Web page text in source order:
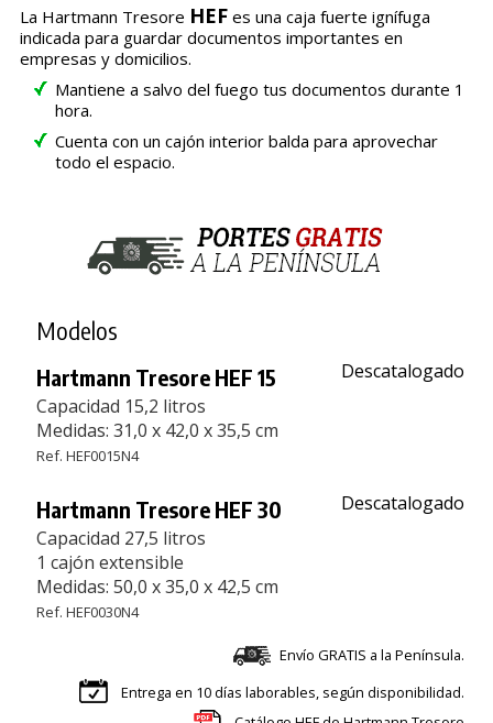
La Hartmann Tresore HEFes una caja fuerte ignífuga
indicada para guardar documentos importantes en
empresas y domicilios.
Mantiene a salvo del fuego tus documentos durante 1
hora.
Cuenta con un cajón interior balda para aprovechar
todo el espacio.
Modelos
Hartmann Tresore HEF 15
Capacidad 15,2 litros
Medidas: 31,0 x 42,0 x 35,5 cm
Ref. HEF0015N4
Descatalogado
Hartmann Tresore HEF 30
Capacidad 27,5 litros
1 cajón extensible
Medidas: 50,0 x 35,0 x 42,5 cm
Ref. HEF0030N4
Descatalogado
Envío GRATIS a la Península.
Entrega en 10 días laborables, según disponibilidad.